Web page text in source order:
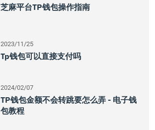
芝麻平台TP钱包操作指南
2023/11/25
Tp钱包可以直接支付吗
2024/02/07
TP钱包金额不会转跳要怎么弄 - 电子钱
包教程